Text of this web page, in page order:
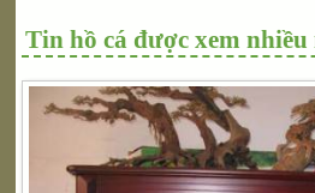
Tin hồ cá được xem nhiều